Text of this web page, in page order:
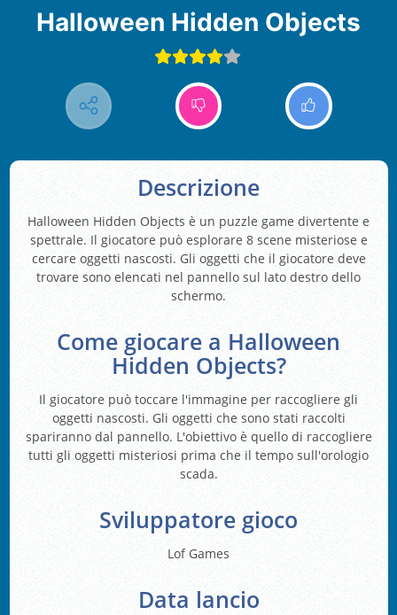
Halloween Hidden Objects
Descrizione
Halloween Hidden Objects è un puzzle game divertente e
spettrale. Il giocatore può esplorare 8 scene misteriose e
cercare oggetti nascosti. Gli oggetti che il giocatore deve
trovare sono elencati nel pannello sul lato destro dello
schermo.
Come giocare a Halloween
Hidden Objects?
Il giocatore può toccare l'immagine per raccogliere gli
oggetti nascosti. Gli oggetti che sono stati raccolti
spariranno dal pannello. L'obiettivo è quello di raccogliere
tutti gli oggetti misteriosi prima che il tempo sull'orologio
scada.
Sviluppatore gioco
Lof Games
Data lancio